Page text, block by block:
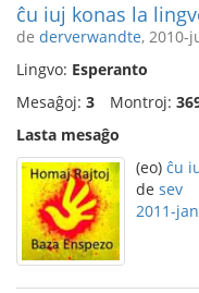
ĉu iuj konas la
de derverwandte, 2010-
Lingvo: Esperanto
Mesaĝoj: 3 Montroj:
Lasta mesaĝo
(eo) ĉu
de sev
2011-